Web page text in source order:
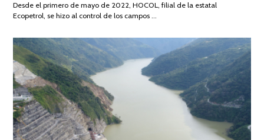
2026
Desde el primero de mayo de 2022, HOCOL, filial de la estatal
Ecopetrol, se hizo al control de los campos …